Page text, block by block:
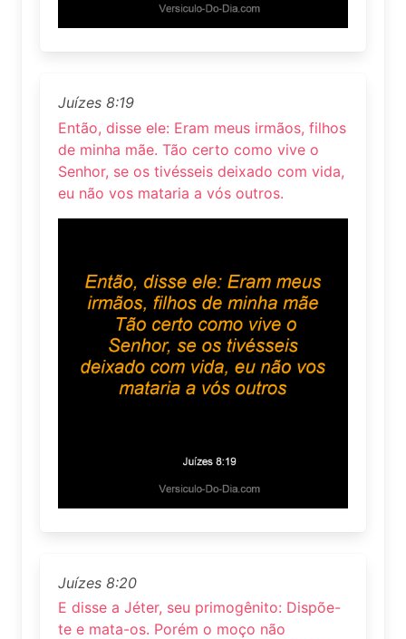
Juízes 8:19
Então, disse ele: Eram meus irmãos, filhos
de minha mãe. Tão certo como vive o
Senhor, se os tivésseis deixado com vida,
eu não vos mataria a vós outros.
Juízes 8:20
E disse a Jéter, seu primogênito: Dispõe-
te e mata-os. Porém o moço não